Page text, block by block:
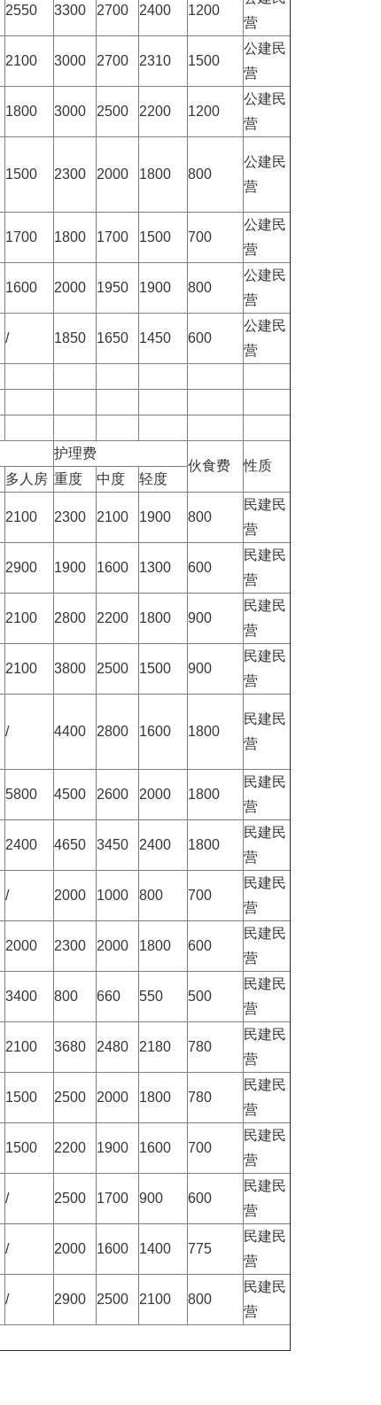
2550 3300 2700 2400 1200
营
2100 3000 2700 2310 1500
公建民
营
1800 3000 2500 2200 1200
公建民
营
1500 2300 2000 1800 800
公建民
营
1700 1800 1700 1500 700
公建民
营
1600 2000 1950 1900 800
公建民
营
/ 1850 1650 1450 600
公建民
营
护理费
伙食费
性质
多人房 重度 中度 轻度
2100 2300 2100 1900 800
民建民
营
2900 1900 1600 1300 600
民建民
营
2100 2800 2200 1800 900
民建民
营
2100 3800 2500 1500 900
民建民
营
/ 4400 2800 1600 1800
民建民
营
5800 4500 2600 2000 1800
民建民
营
2400 4650 3450 2400 1800
民建民
营
/ 2000 1000 800 700
民建民
营
2000 2300 2000 1800 600
民建民
营
3400 800 660 550 500
民建民
营
2100 3680 2480 2180 780
民建民
营
1500 2500 2000 1800 780
民建民
营
1500 2200 1900 1600 700
民建民
营
/ 2500 1700 900 600
民建民
营
/ 2000 1600 1400 775
民建民
营
/ 2900 2500 2100 800
民建民
营